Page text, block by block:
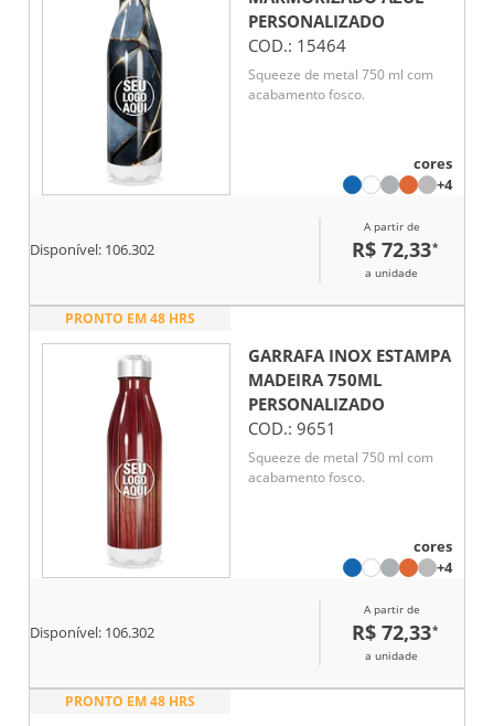
PERSONALIZADO
COD.: 15464
Squeeze de metal 750 ml com
acabamento fosco.
cores
+4
Disponível: 106.302
A partir de
R$ 72,33*
a unidade
PRONTO EM 48 HRS
GARRAFA INOX ESTAMPA
MADEIRA 750ML
PERSONALIZADO
COD.: 9651
Squeeze de metal 750 ml com
acabamento fosco.
cores
+4
Disponível: 106.302
A partir de
R$ 72,33*
a unidade
PRONTO EM 48 HRS